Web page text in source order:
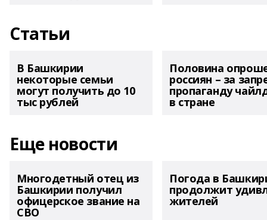
Статьи
В Башкирии
некоторые семьи
могут получить до 10
тыс рублей
Половина
россиян – за
пропаганду
в стране
Еще новости
Многодетный отец из
Башкирии получил
офицерское звание на
СВО
Погода в
продолжит
жителей